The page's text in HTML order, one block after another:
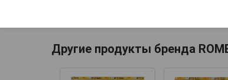
Другие продукты бренда